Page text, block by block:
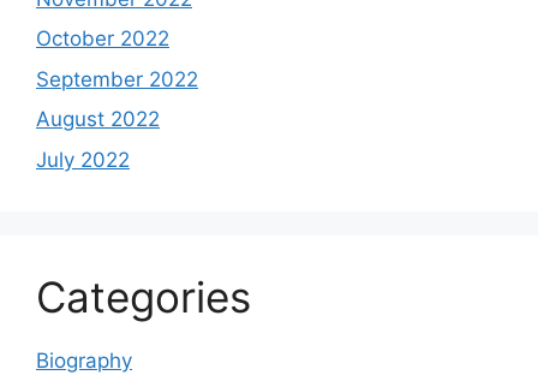
October 2022
September 2022
August 2022
July 2022
Categories
Biography